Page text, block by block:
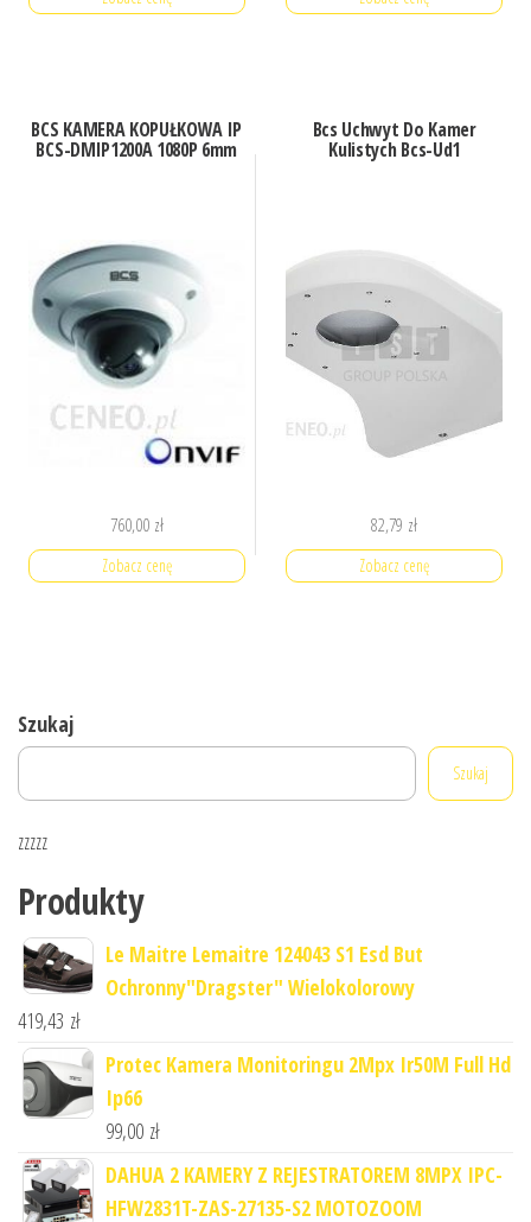
BCS KAMERA KOPUŁKOWA IP
BCS-DMIP1200A 1080P 6mm
760,00 zł
Zobacz cenę
Bcs Uchwyt Do Kamer
Kulistych Bcs-Ud1
82,79 zł
Zobacz cenę
Szukaj
Szukaj
zzzzz
Produkty
Le Maitre Lemaitre 124043 S1 Esd But
Ochronny"Dragster" Wielokolorowy
419,43 zł
Protec Kamera Monitoringu 2Mpx Ir50M Full Hd
Ip66
99,00 zł
DAHUA 2 KAMERY Z REJESTRATOREM 8MPX IPC-
HFW2831T-ZAS-27135-S2 MOTOZOOM